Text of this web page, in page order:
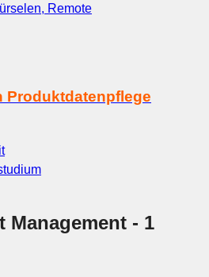
Remote
Produktdatenpflege
Management - 1